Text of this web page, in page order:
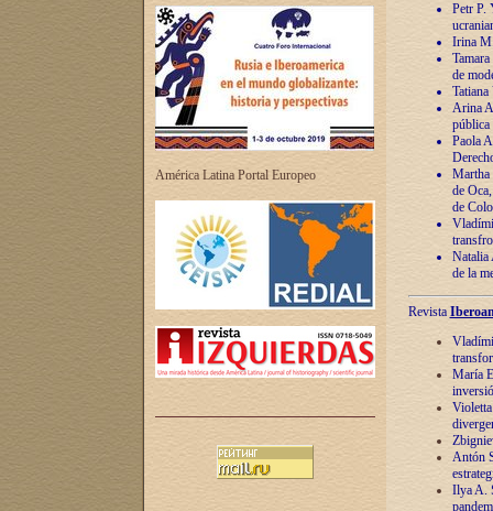
América Latina Portal Europeo
Petr P.
Irina
de
Arina
pública
Paola
Martha
de
de
Natalia
de la
Revista
María
Antón
Ilya A.